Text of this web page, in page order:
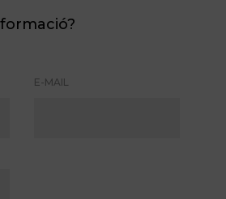
2019
E-MAIL